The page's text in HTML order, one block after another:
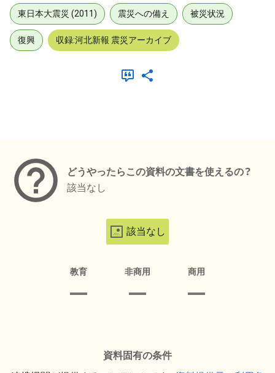
東日本大震災 (2011) 震災への備え 被災状況
復興 収録:河北新報 震災アーカイブ
どうやったらこの資料の文書を使えるの？
該当なし
該当なし
教育 非商用 商用
資料固有の条件